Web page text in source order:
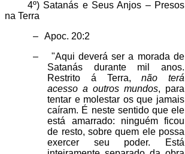
4º) Satanás e Seus Anjos – Presos
na Terra
–
Apoc. 20:2
–
"Aqui deverá ser a morada de
Satanás durante mil anos.
Restrito á Terra,não terá
acesso a outros mundos, para
tentar e molestar os que jamais
caíram. É neste sentido que ele
está amarrado: ninguém ficou
de resto, sobre quem ele possa
exercer seu poder. Está